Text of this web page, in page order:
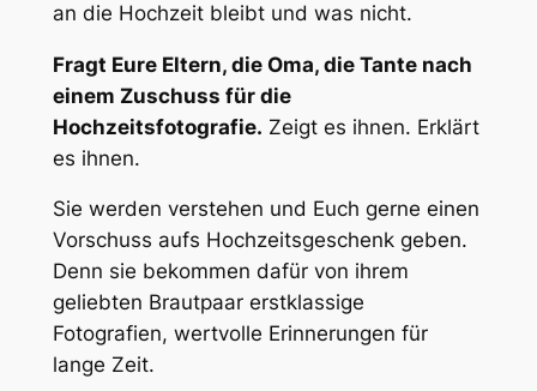
an die Hochzeit bleibt und was nicht.
Fragt Eure Eltern, die Oma, die Tante nach
einem Zuschuss für die
Hochzeitsfotografie. Zeigt es ihnen. Erklärt
es ihnen.
Sie werden verstehen und Euch gerne einen
Vorschuss aufs Hochzeitsgeschenk geben.
Denn sie bekommen dafür von ihrem
geliebten Brautpaar erstklassige
Fotografien, wertvolle Erinnerungen für
lange Zeit.